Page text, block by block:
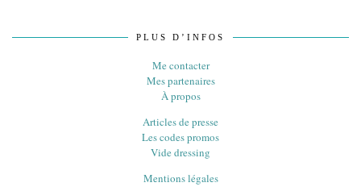
PLUS D’INFOS
Me contacter
Mes partenaires
À propos
Articles de presse
Les codes promos
Vide dressing
Mentions légales